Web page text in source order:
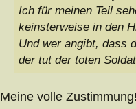
Ich für meinen Teil
keinsterweise in den
Und wer angibt, dass
der tut der toten
Meine volle